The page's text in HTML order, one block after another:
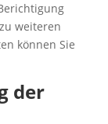
weiteren
können Sie
der